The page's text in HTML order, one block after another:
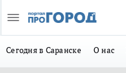
Сегодня в Саранске О нас